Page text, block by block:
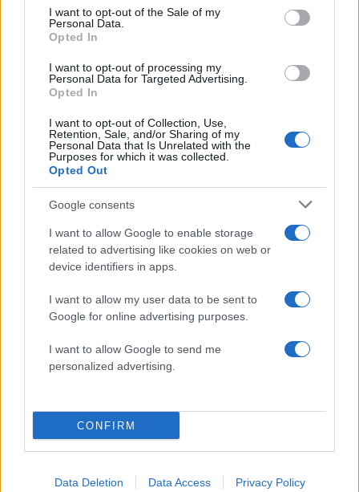
consent section.
I want to opt-out of the Sale of my
Personal Data.
Opted In
I want to opt-out of processing my
Personal Data for Targeted Advertising.
Opted In
I want to opt-out of Collection, Use,
Retention, Sale, and/or Sharing of my
Personal Data that Is Unrelated with the
Purposes for which it was collected.
Opted Out
Google consents
I want to allow Google to enable storage
related to advertising like cookies on web or
device identifiers in apps.
I want to allow my user data to be sent to
Google for online advertising purposes.
I want to allow Google to send me
personalized advertising.
CONFIRM
Data Deletion Data Access Privacy Policy
«Προκαλείτε την κοινωνία» είπε στο Δικαστήριο
τους δώσετε» φώναξε η Ζωή
Κωνσταντοπούλου προς το δικαστήριο. Σε λίγο
αναμένεται να ανακοινωθεί και η απόφαση επί
των ποινών των έξι κατηγορουμένων που
κρίθηκαν ένοχοι.
ΔΙΑΦΗΜΙΣΗ
Αν τα χάσατε
Ανανεώθηκε πριν